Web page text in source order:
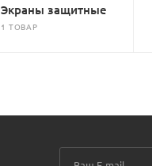
Экраны защитные
1 ТОВАР